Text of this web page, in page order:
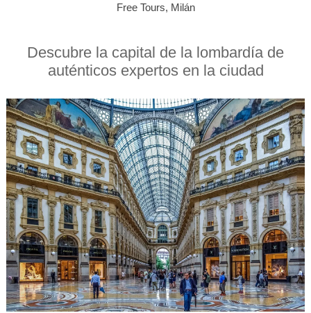
Free Tours, Milán
Descubre la capital de la lombardía de
auténticos expertos en la ciudad